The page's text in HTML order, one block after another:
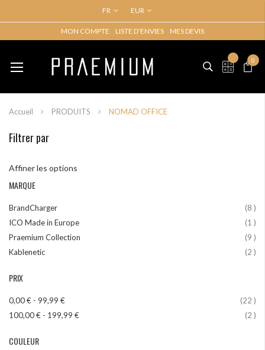
FR EUR
MON COMPTE LISTE D’ENVIES MES DEVIS
0
My
Accueil PRODUITS NOMAD OFFICE
Filtrer par
Affiner les options
MARQUE
BrandCharger 8
ICO Made in Europe
1
Praemium Collection
9
Kablenetic
2
PRIX
0,00 € - 99,99 € 22
100,00 € - 199,99 € 2
COULEUR